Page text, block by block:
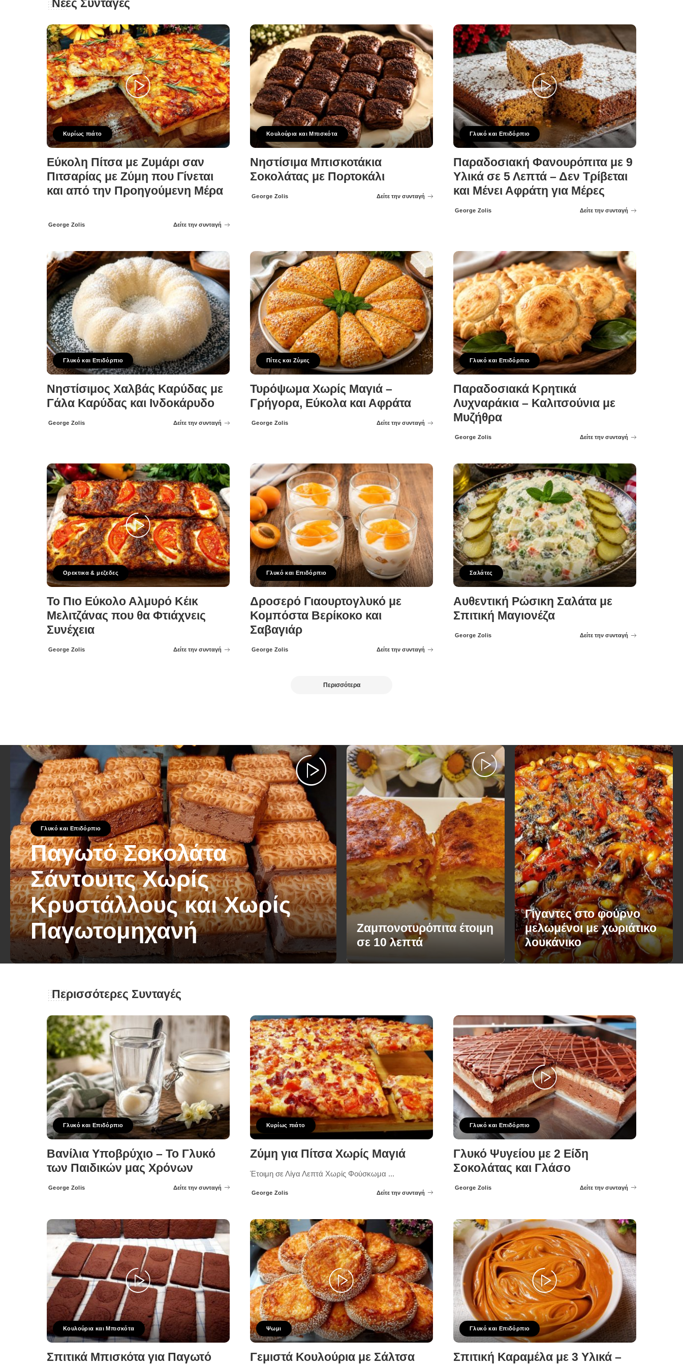
Νέες Συνταγές
Κυρίως πιάτο
Εύκολη Πίτσα με Ζυμάρι σαν
Πιτσαρίας με Ζύμη που Γίνεται
και από την Προηγούμενη Μέρα
Posted
George Zolis Δείτε την συνταγή
Κουλούρια και Μπισκότα
Νηστίσιμα Μπισκοτάκια
Σοκολάτας με Πορτοκάλι
Posted
George Zolis Δείτε την συνταγή
Γλυκό και Επιδόρπιο
Παραδοσιακή Φανουρόπιτα με 9
Υλικά σε 5 Λεπτά – Δεν Τρίβεται
και Μένει Αφράτη για Μέρες
Posted
George Zolis Δείτε την συνταγή
Γλυκό και Επιδόρπιο
Νηστίσιμος Χαλβάς Καρύδας με
Γάλα Καρύδας και Ινδοκάρυδο
Posted
George Zolis Δείτε την συνταγή
Πίτες και Ζύμες
Τυρόψωμα Χωρίς Μαγιά –
Γρήγορα, Εύκολα και Αφράτα
Posted
George Zolis Δείτε την συνταγή
Γλυκό και Επιδόρπιο
Παραδοσιακά Κρητικά
Λυχναράκια – Καλιτσούνια με
Μυζήθρα
Posted
George Zolis Δείτε την συνταγή
Ορεκτικα & μεζεδες
Το Πιο Εύκολο Αλμυρό Κέικ
Μελιτζάνας που θα Φτιάχνεις
Συνέχεια
Posted
George Zolis Δείτε την συνταγή
Γλυκό και Επιδόρπιο
Δροσερό Γιαουρτογλυκό με
Κομπόστα Βερίκοκο και
Σαβαγιάρ
Posted
George Zolis Δείτε την συνταγή
Σαλάτες
Αυθεντική Ρώσικη Σαλάτα με
Σπιτική Μαγιονέζα
Posted
George Zolis Δείτε την συνταγή
Περισσότερα
Γλυκό και Επιδόρπιο
Παγωτό Σοκολάτα
Σάντουιτς Χωρίς
Κρυστάλλους και Χωρίς
Παγωτομηχανή
Posted
George Zolis 13 Ιουλίου 2025
Ζαμπονοτυρόπιτα έτοιμη
σε 10 λεπτά
Γίγαντες στο φούρνο
μελωμένοι με χωριάτικο
λουκάνικο
Περισσότερες Συνταγές
Γλυκό και Επιδόρπιο
Βανίλια Υποβρύχιο – Το Γλυκό
των Παιδικών μας Χρόνων
Posted
George Zolis Δείτε την συνταγή
Κυρίως πιάτο
Ζύμη για Πίτσα Χωρίς Μαγιά
Έτοιμη σε Λίγα Λεπτά Χωρίς Φούσκωμα ...
Posted
George Zolis Δείτε την συνταγή
Γλυκό και Επιδόρπιο
Γλυκό Ψυγείου με 2 Είδη
Σοκολάτας και Γλάσο
Posted
George Zolis Δείτε την συνταγή
Κουλούρια και Μπισκότα
Σπιτικά Μπισκότα για Παγωτό
Ψωμι
Γεμιστά Κουλούρια με Σάλτσα
Γλυκό και Επιδόρπιο
Σπιτική Καραμέλα με 3 Υλικά –